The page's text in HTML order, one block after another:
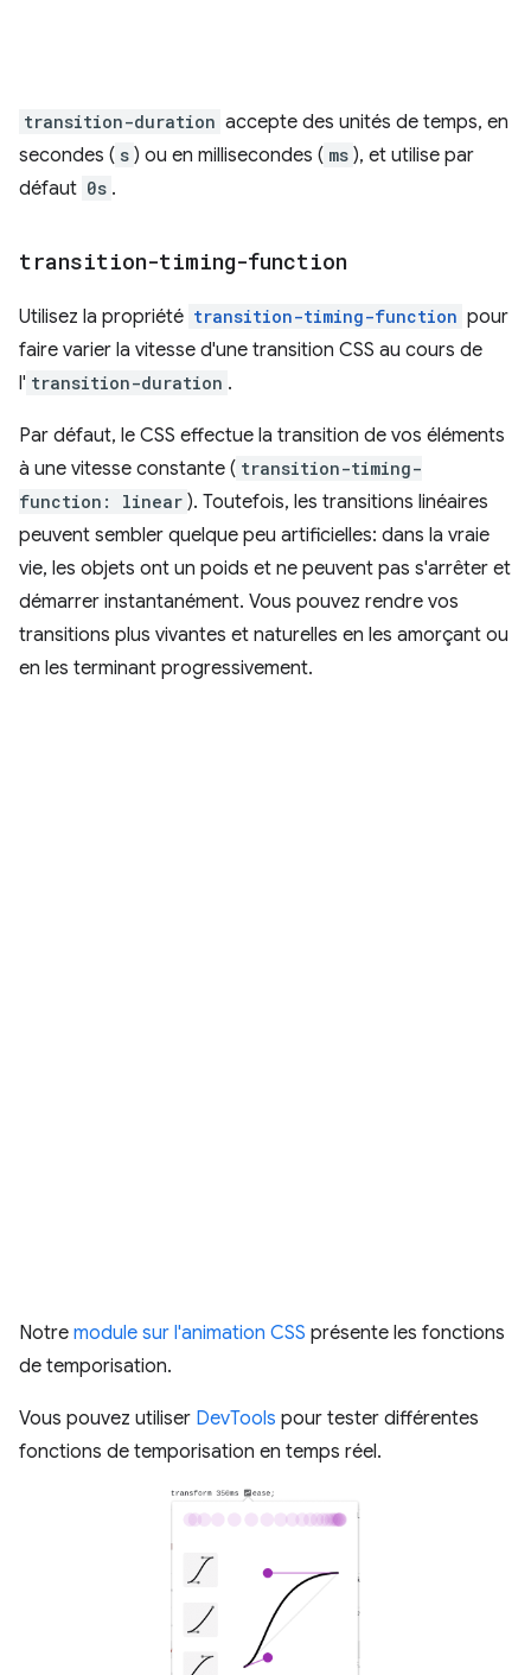
transition-duration accepte des unités de temps, en
secondes ( s ) ou en millisecondes ( ms ), et utilise par
défaut 0s .
transition-timing-function
Utilisez la propriété transition-timing-function pour
faire varier la vitesse d'une transition CSS au cours de
l' transition-duration .
Par défaut, le CSS effectue la transition de vos éléments
à une vitesse constante ( transition-timing-
function: linear ). Toutefois, les transitions linéaires
peuvent sembler quelque peu artificielles: dans la vraie
vie, les objets ont un poids et ne peuvent pas s'arrêter et
démarrer instantanément. Vous pouvez rendre vos
transitions plus vivantes et naturelles en les amorçant ou
en les terminant progressivement.
Notre module sur l'animation CSS présente les fonctions
de temporisation.
Vous pouvez utiliser DevTools pour tester différentes
fonctions de temporisation en temps réel.